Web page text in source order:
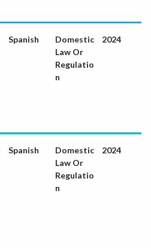
Spanish
Domestic
Law Or
Regulatio
n
2024
Spanish
Domestic
Law Or
Regulatio
n
2024